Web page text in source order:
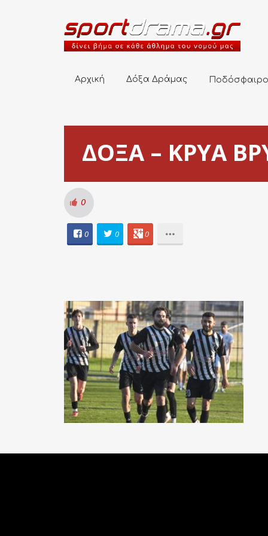
Αρχική Δόξα Δράμας Ποδόσφαιρο
ΔΟΞΑ – ΚΡΥΑ
0
0 0 0